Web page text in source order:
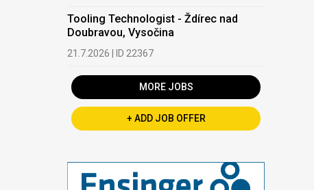
Tooling Technologist - Ždírec nad
Doubravou, Vysočina
21.7.2026 | ID 22367
MORE JOBS
+ ADD JOB OFFER